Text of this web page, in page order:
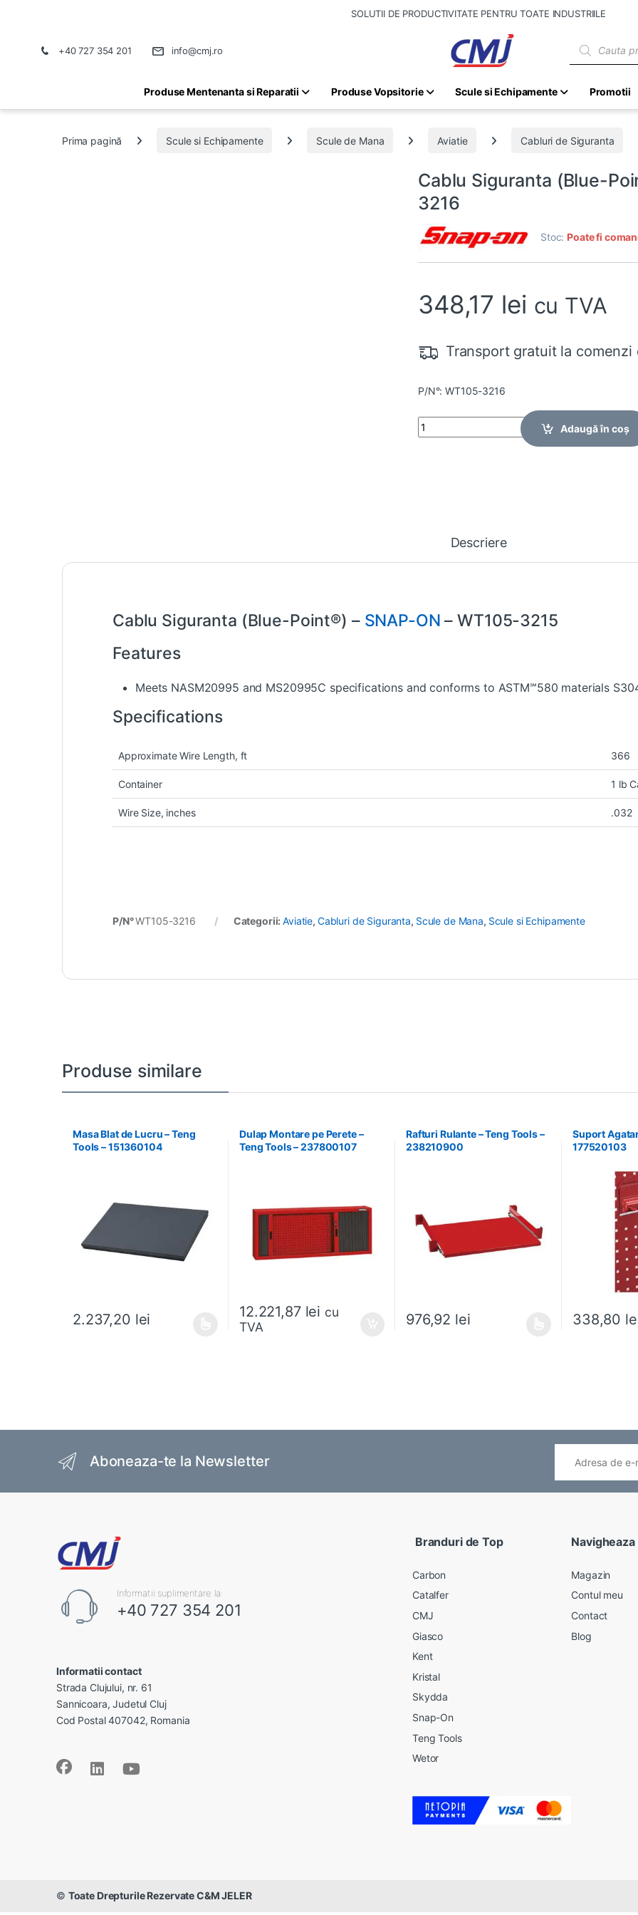
SOLUTII DE PRODUCTIVITATE PENTRU TOATE INDUSTRIILE
+40 727 354 201 info@cmj.ro
Produse Mentenanta si Reparatii Produse Vopsitorie Scule si Echipamente Promotii
Prima pagină Scule si Echipamente Scule de Mana Aviatie Cabluri de Siguranta
Cablu Siguranta (Blue-
3216
Stoc: Poate fi
348,17 lei cu TVA
Transport gratuit la
P/N°: WT105-3216
Quantity
Adaugă în coș
Descriere
Cablu Siguranta (Blue-Point®) – SNAP-ON – WT105-3215
Features
Meets NASM20995 and MS20995C specifications and conforms to ASTM℠580 materials
Specifications
Approximate Wire Length, ft 366
Container 1 lb
Wire Size, inches .032
P/N°WT105-3216 Categorii:Aviatie, Cabluri de Siguranta, Scule de Mana, Scule si Echipamente
Produse similare
Masa Blat de Lucru – Teng
Tools – 151360104
2.237,20 lei
Acest produs are mai multe variații. Opțiunile pot fi alese în pagina produsului.
Dulap Montare pe Perete –
Teng Tools – 237800107
12.221,87 lei cu
TVA
Rafturi Rulante – Teng Tools –
238210900
976,92 lei
Suport
177520103
338,80
Aboneaza-te la Newsletter
Informatii suplimentare la:
+40 727 354 201
Informatii contact
Strada Clujului, nr. 61
Sannicoara, Judetul Cluj
Cod Postal 407042, Romania
Branduri de Top
Carbon
Catalfer
CMJ
Giasco
Kent
Kristal
Skydda
Snap-On
Teng Tools
Wetor
Navigheaza
Magazin
Contul meu
Contact
Blog
© Toate Drepturile Rezervate C&M JELER